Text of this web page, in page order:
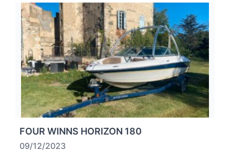
FOUR WINNS HORIZON 180
09/12/2023